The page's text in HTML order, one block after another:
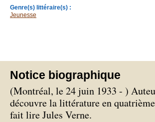
Genre(s) littéraire(s) :
Jeunesse
Notice biographique
(Montréal, le 24 juin 1933 - )
découvre la littérature en
fait lire Jules Verne.